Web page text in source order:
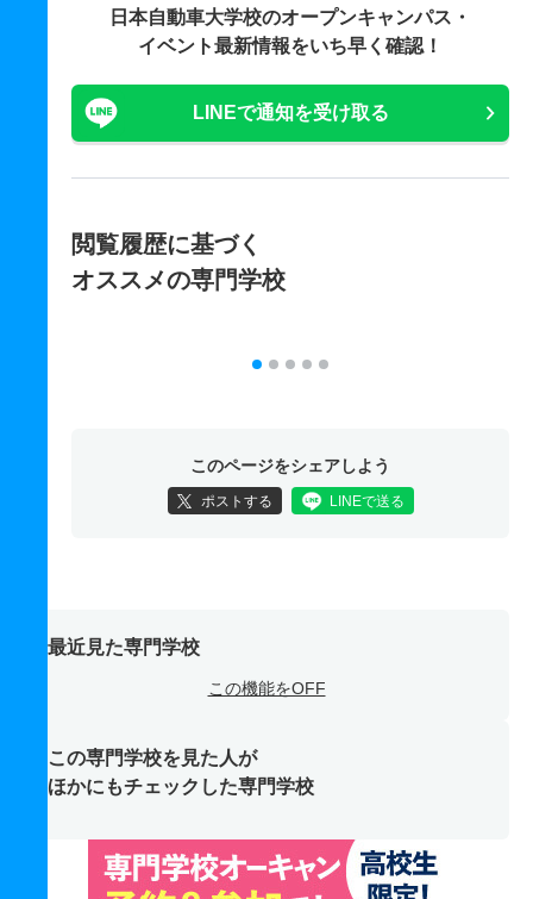
日本自動車大学校のオープンキャンパス・
イベント最新情報をいち早く確認！
LINEで通知を受け取る
閲覧履歴に基づく
オススメの専門学校
このページをシェアしよう
ポストする LINEで送る
最近見た専門学校
この機能をOFF
この専門学校を見た人が
ほかにもチェックした専門学校